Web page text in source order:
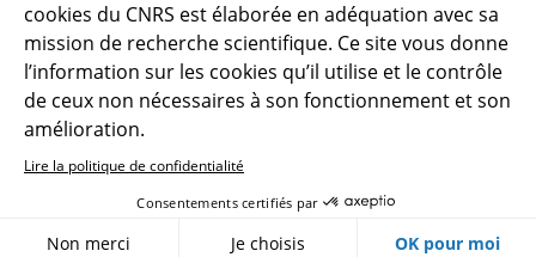
CNRS Le Mag
© 2026, CNRS
Créer un compte Se connecter
Gestion des cookies
cookies du CNRS est élaborée en adéquation avec sa
mission de recherche scientifique. Ce site vous donne
l’information sur les cookies qu’il utilise et le contrôle
de ceux non nécessaires à son fonctionnement et son
amélioration.
Lire la politique de confidentialité
Consentements certifiés par
Non merci Je choisis OK pour moi